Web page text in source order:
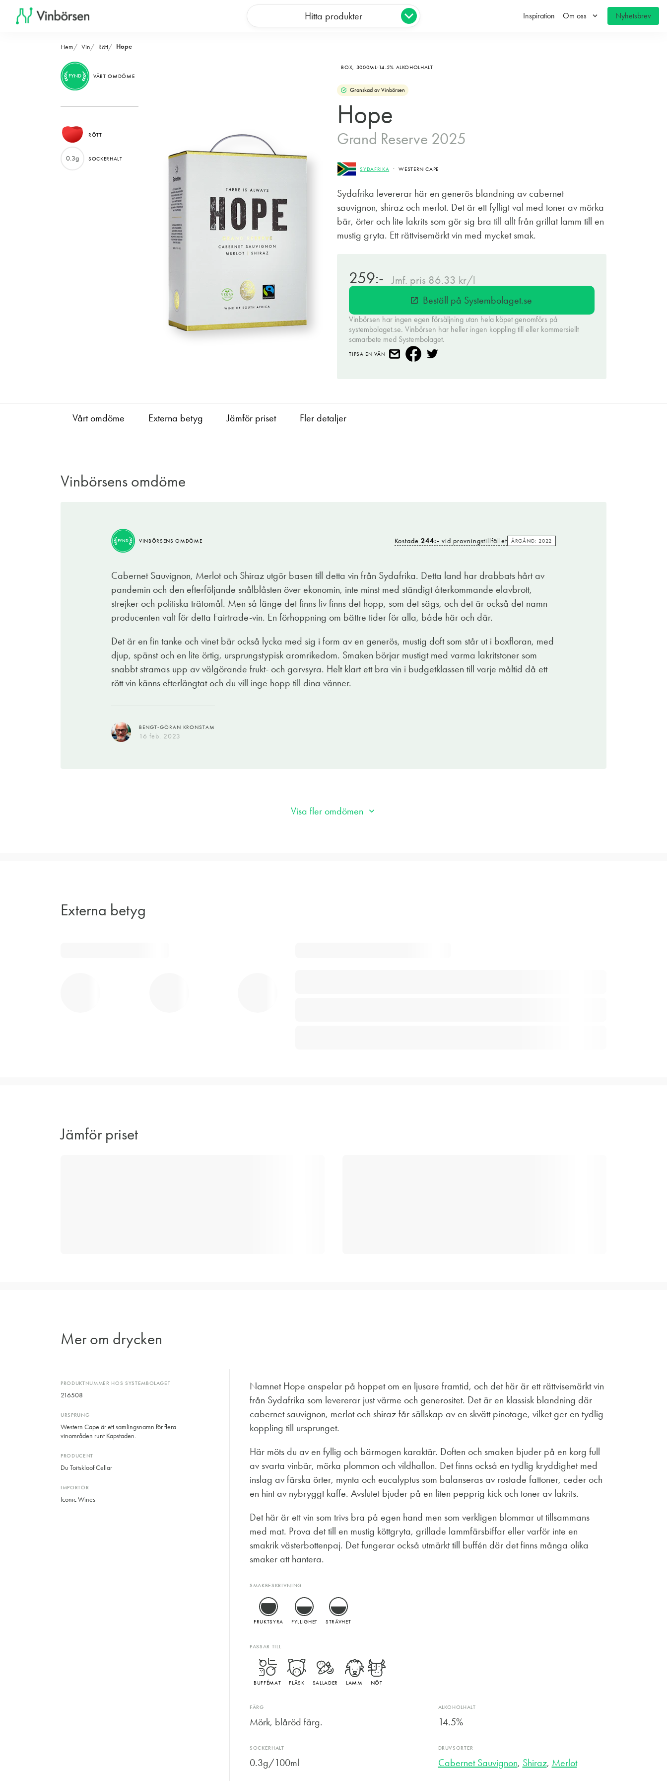
Hitta produkter Inspiration Om oss keyboard_arrow_down Nyhetsbrev
Hem Vin Rött Hope
BOX, 3000ML 14.5% ALKOHOLHALT
Granskad av Vinbörsen
Hope
Grand Reserve 2025
SYDAFRIKA WESTERN CAPE
Sydafrika levererar här en generös blandning av cabernet
sauvignon, shiraz och merlot. Det är ett fylligt val med toner av mörka
bär, örter och lite lakrits som gör sig bra till allt från grillat lamm till en
mustig gryta. Ett rättvisemärkt vin med mycket smak.
FYND VÅRT OMDÖME
RÖTT
0.3g SOCKERHALT
259:- Jmf. pris 86.33 kr/l
open_in_new Beställ på Systembolaget.se
Vinbörsen har ingen egen försäljning utan hela köpet genomförs på
systembolaget.se. Vinbörsen har heller ingen koppling till eller kommersiellt
samarbete med Systembolaget.
TIPSA EN VÄN
Vårt omdöme Externa betyg Jämför priset Fler detaljer
Vinbörsens omdöme
FYND VINBÖRSENS OMDÖME Kostade244:- vid provningstillfället ÅRGÅNG: 2022
Cabernet Sauvignon, Merlot och Shiraz utgör basen till detta vin från Sydafrika. Detta land har drabbats hårt av
pandemin och den efterföljande snålblåsten över ekonomin, inte minst med ständigt återkommande elavbrott,
strejker och politiska trätomål. Men så länge det finns liv finns det hopp, som det sägs, och det är också det namn
producenten valt för detta Fairtrade-vin. En förhoppning om bättre tider för alla, både här och där.
Det är en fin tanke och vinet bär också lycka med sig i form av en generös, mustig doft som står ut i boxfloran, med
djup, spänst och en lite örtig, ursprungstypisk aromrikedom. Smaken börjar mustigt med varma lakritstoner som
snabbt stramas upp av välgörande frukt- och garvsyra. Helt klart ett bra vin i budgetklassen till varje måltid då ett
rött vin känns efterlängtat och du vill inge hopp till dina vänner.
BENGT-GÖRAN KRONSTAM
16 feb. 2023
Hope. Hopp. Ett fint namn och tanke, speciellt på ett rättvisemärkt vin. Vinet upplevs någonstans mellan medelfylligt och fylligt och druvblenden
vin- dock är upplevelsen bärmogen och mycket generös.
Vi bjuds på djup, opulent frukt av svarta vinbär, boysenbär, mörka plommon och vildhallon samt balsamico, färska örter med mynta och
eucalyptus i bräschen samt viol, rostade ekfatstoner av ceder och nybryggt kaffe. I avslutet tillkommer en kittlande nerv av mustig pepprighet.
Hope är en smakrik, sömlös kreation som känns välbyggd och sammanhållen. Vinet lånar sig fint att njuta i ensam majestät men lirar även med ett
mustigt långkok, en västerbottenpaj, din grillbonanza eller till de örtkrydade lammfärsbiffarna serverade med rotfruktsgratäng och tzatziki.
03 mars 2023
Visa fler omdömen
Externa betyg
Jämför priset
Mer om drycken
PRODUKTNUMMER HOS SYSTEMBOLAGET
216508
URSPRUNG
Western Cape är ett samlingsnamn för flera
vinområden runt Kapstaden.
PRODUCENT
Du Toitskloof Cellar
IMPORTÖR
Iconic Wines
Namnet Hope anspelar på hoppet om en ljusare framtid, och det här är ett rättvisemärkt vin
från Sydafrika som levererar just värme och generositet. Det är en klassisk blandning där
cabernet sauvignon, merlot och shiraz får sällskap av en skvätt pinotage, vilket ger en tydlig
koppling till ursprunget.
Här möts du av en fyllig och bärmogen karaktär. Doften och smaken bjuder på en korg full
av svarta vinbär, mörka plommon och vildhallon. Det finns också en tydlig kryddighet med
inslag av färska örter, mynta och eucalyptus som balanseras av rostade fattoner, ceder och
en hint av nybryggt kaffe. Avslutet bjuder på en liten pepprig kick och toner av lakrits.
Det här är ett vin som trivs bra på egen hand men som verkligen blommar ut tillsammans
med mat. Prova det till en mustig köttgryta, grillade lammfärsbiffar eller varför inte en
smakrik västerbottenpaj. Det fungerar också utmärkt till buffén där det finns många olika
smaker att hantera.
SMAKBESKRIVNING
FRUKTSYRA FYLLIGHET STRÄVHET
PASSAR TILL
BUFFÉMAT FLÄSK SALLADER LAMM NÖT
FÄRG
Mörk, blåröd färg.
ALKOHOLHALT
14.5%
SOCKERHALT
0.3g/100ml
DRUVSORTER
Cabernet Sauvignon, Shiraz, Merlot